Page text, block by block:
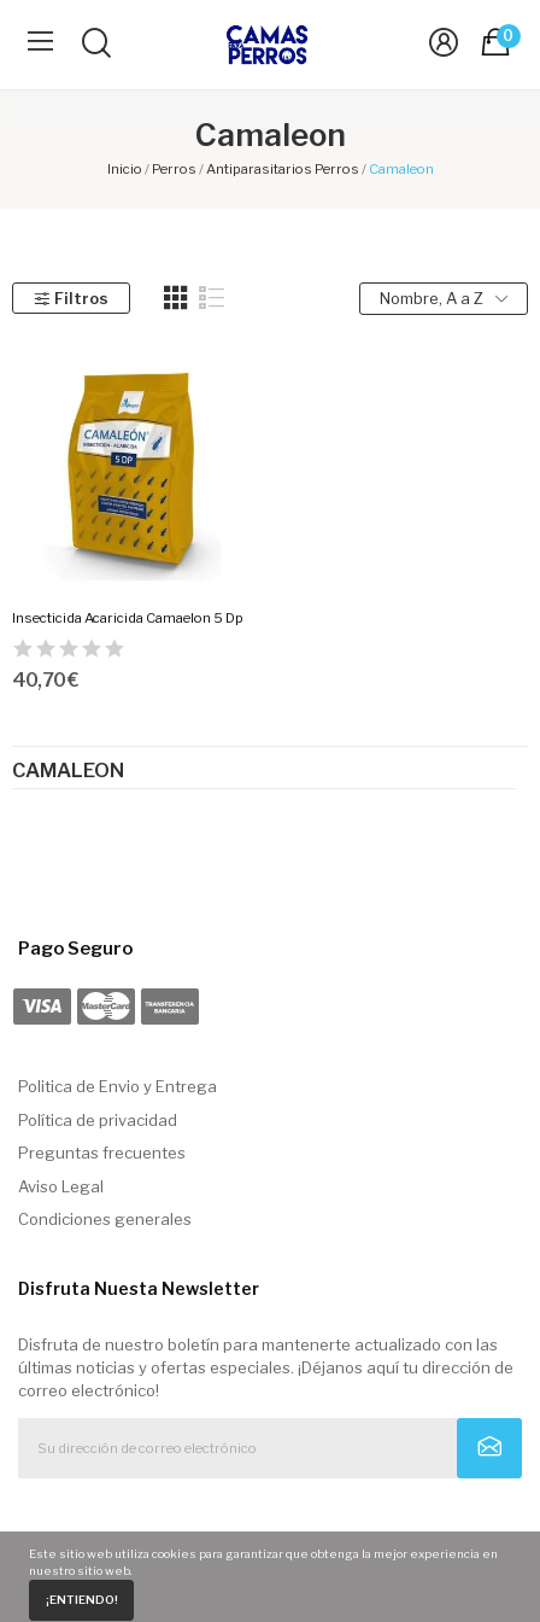
Home
0
Camaleon
Inicio Perros Antiparasitarios Perros Camaleon
CAMALEON
Filtros Nombre, A a Z
Insecticida Acaricida Camaelon 5 Dp
40,70 €
Pago Seguro
Politica de Envio y Entrega
Política de privacidad
Preguntas frecuentes
Aviso Legal
Condiciones generales
Disfruta Nuesta Newsletter
Disfruta de nuestro boletín para mantenerte actualizado con las
últimas noticias y ofertas especiales. ¡Déjanos aquí tu dirección de
correo electrónico!
Este sitio web utiliza cookies para garantizar que obtenga la mejor experiencia en
nuestro sitio web.
¡ENTIENDO!